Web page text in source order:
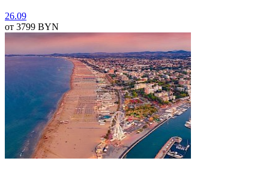
26.09
от 3799 BYN